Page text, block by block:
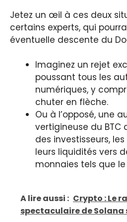
Jetez un œil à ces deux
certains experts, qui
éventuelle descente du
Imaginez un rejet
poussant tous les
numériques, y
chuter en flèche.
Ou à l’opposé, une
vertigineuse du BTC
des investisseurs,
leurs liquidités vers
monnaies tels que
A lire aussi : Crypto : Le
spectaculaire de Solana